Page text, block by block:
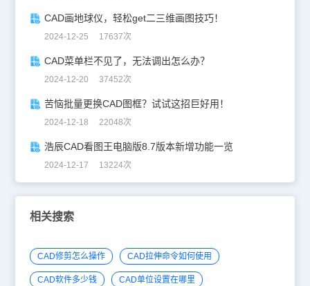
CAD画地球仪，轻松get二三维画图技巧！
2024-12-25 17637次
CAD菜单栏不见了，无法调出怎么办？
2024-12-20 37452次
苦恼批量更换CAD图框？试试这招巨好用！
2024-12-18 22048次
浩辰CAD看图王电脑版8.7版本新增功能一览
2024-12-17 13224次
相关搜索
CAD修剪怎么操作 CAD拉伸命令如何使用
CAD软件多少钱 CAD单位设置在哪里